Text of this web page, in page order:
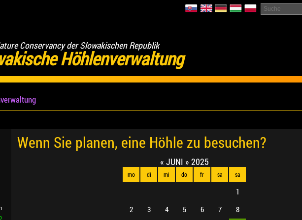
Conservancy der Slowakischen Republik
Höhlenverwaltung
Wenn Sie planen, eine Höhle zu besuchen?
« JUNI » 2025
mo di mi do fr sa sa
1
2
3 4 5 6 7 8